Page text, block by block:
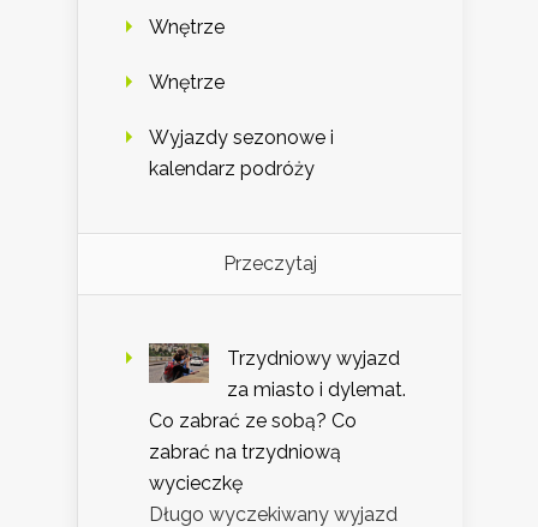
Wnętrze
Wnętrze
Wyjazdy sezonowe i
kalendarz podróży
Przeczytaj
Trzydniowy wyjazd
za miasto i dylemat.
Co zabrać ze sobą? Co
zabrać na trzydniową
wycieczkę
Długo wyczekiwany wyjazd